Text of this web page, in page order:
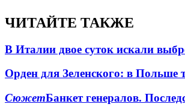
ЧИТАЙТЕ ТАКЖЕ
В Италии двое суток искали
Орден для Зеленского: в Польше
СюжетБанкет генералов.